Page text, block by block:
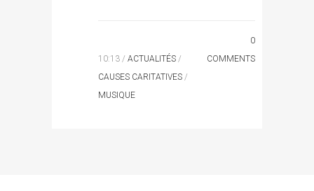
10:13 / ACTUALITÉS /
CAUSES CARITATIVES /
MUSIQUE
0
COMMENTS